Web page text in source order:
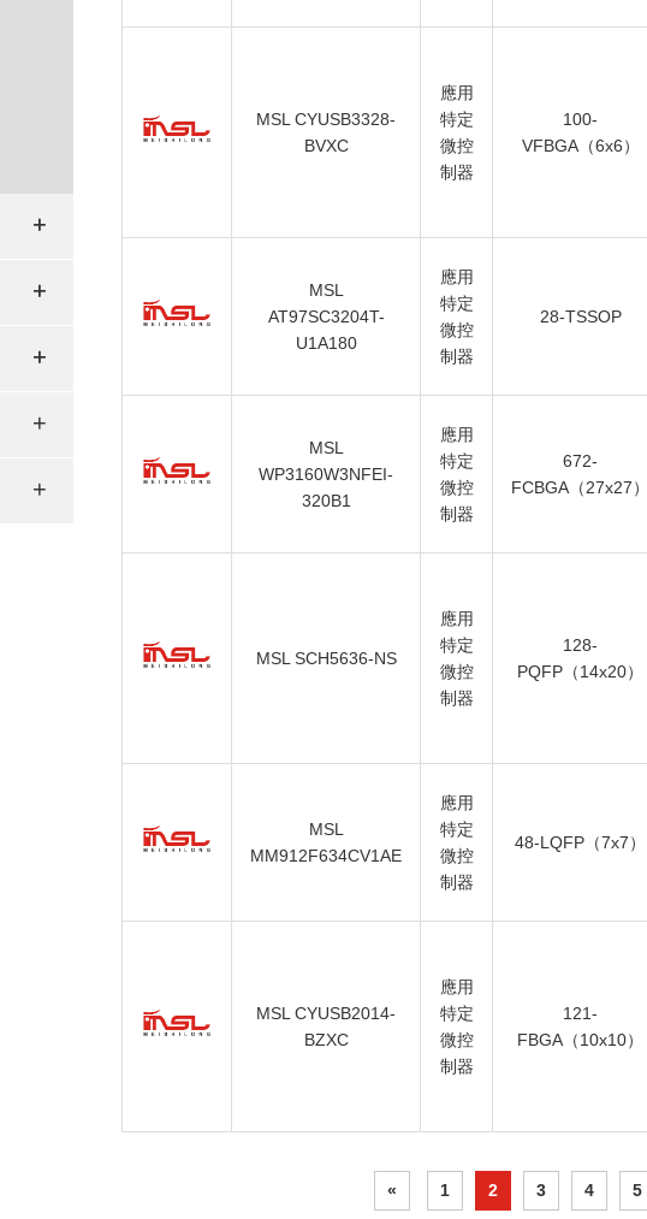
+
+
+
+
+
+
+
+
MSL CYUSB3328-
BVXC
應用
特定
微控
制器
100-
VFBGA（6x6）
MSL
AT97SC3204T-
U1A180
應用
特定
微控
制器
28-TSSOP
MSL
WP3160W3NFEI-
320B1
應用
特定
微控
制器
672-
FCBGA（27x27）
MSL SCH5636-NS
應用
特定
微控
制器
128-
PQFP（14x20）
MSL
MM912F634CV1AE
應用
特定
微控
制器
48-LQFP（7x7）
MSL CYUSB2014-
BZXC
應用
特定
微控
制器
121-
FBGA（10x10）
« 1 2 3 4 5